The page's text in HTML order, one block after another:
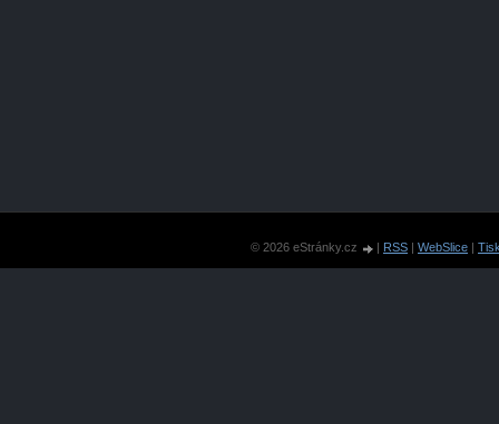
© 2026 eStránky.cz | RSS | WebSlice |